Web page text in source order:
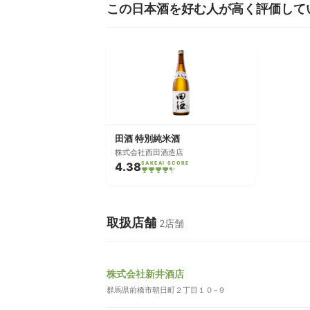
この日本酒を好む人が高く評価して
田酒 特別純米酒
株式会社西田酒造店
4.38SAKEAI SCORE
取扱店舗 2店舗
株式会社新井酒店
群馬県前橋市朝日町２丁目１０−９